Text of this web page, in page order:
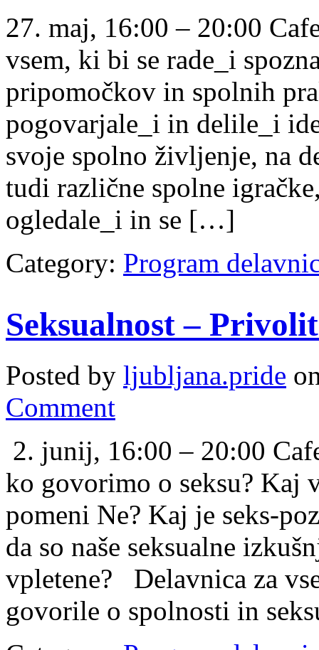
27. maj, 16:00 – 20:00
vsem, ki bi se rade_i
pripomočkov in spolnih
pogovarjale_i in delile_i
svoje spolno življenje, na
tudi različne spolne
ogledale_i in se […]
Category: Program
Seksualnost –
Posted by ljubljana.pride
Comment
2. junij, 16:00 – 20:00
ko govorimo o seksu? Kaj
pomeni Ne? Kaj je seks-
da so naše seksualne
vpletene? Delavnica za
govorile o spolnosti in